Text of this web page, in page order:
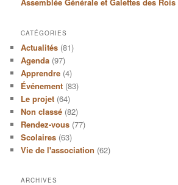
CATÉGORIES
Actualités (81)
Agenda (97)
Apprendre (4)
Événement (83)
Le projet (64)
Non classé (82)
Rendez-vous (77)
Scolaires (63)
Vie de l'association (62)
ARCHIVES